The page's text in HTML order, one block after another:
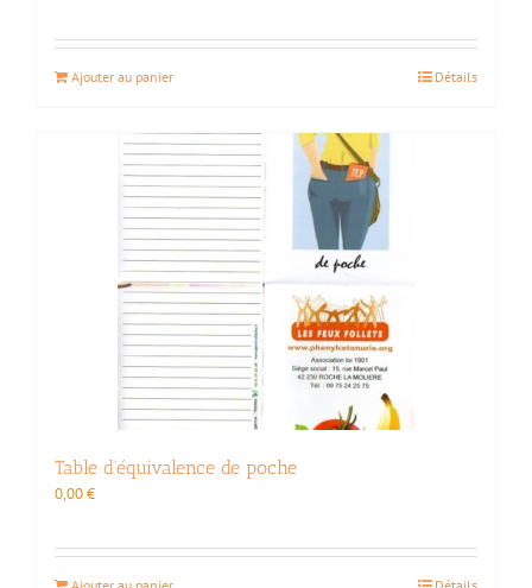
Ajouter au panier Détails
Table d’équivalence de poche
0,00€
Ajouter au panier Détails